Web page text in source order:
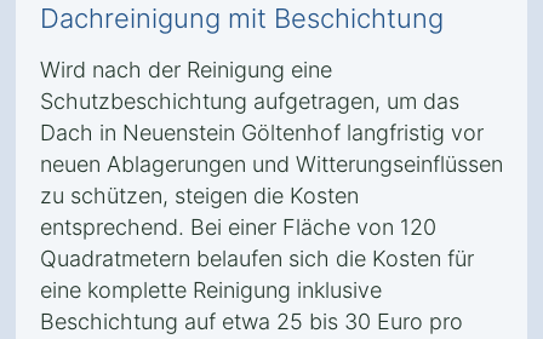
Dachreinigung mit Beschichtung
Wird nach der Reinigung eine
Schutzbeschichtung aufgetragen, um das
Dach in Neuenstein Göltenhof langfristig vor
neuen Ablagerungen und Witterungseinflüssen
zu schützen, steigen die Kosten
entsprechend. Bei einer Fläche von 120
Quadratmetern belaufen sich die Kosten für
eine komplette Reinigung inklusive
Beschichtung auf etwa 25 bis 30 Euro pro